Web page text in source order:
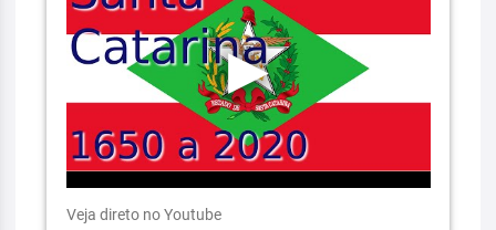
Veja direto no Youtube